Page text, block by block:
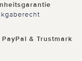
& Trustmark